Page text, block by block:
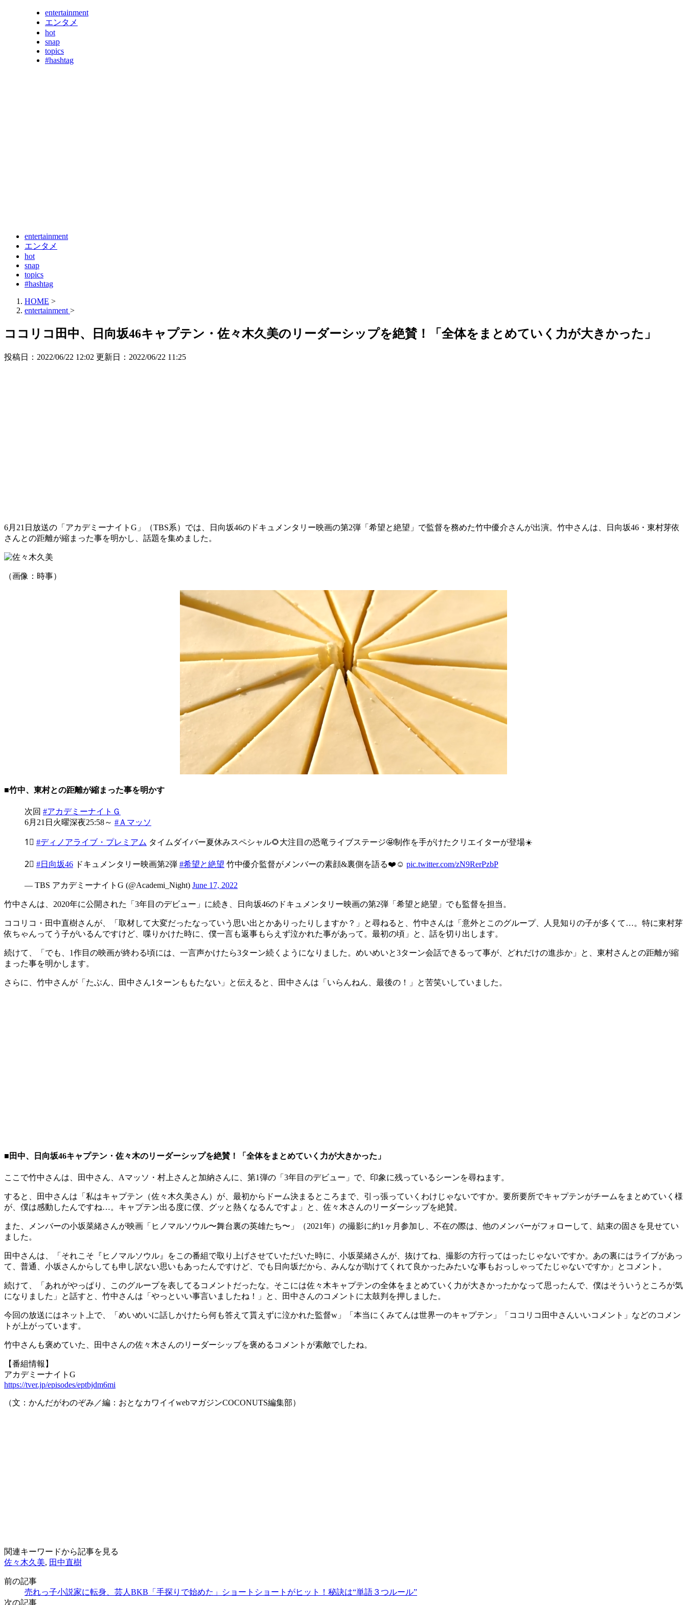
entertainment
エンタメ
hot
snap
topics
#hashtag
entertainment
エンタメ
hot
snap
topics
#hashtag
HOME >
entertainment >
ココリコ田中、日向坂46キャプテン・佐々木久美のリーダーシップを絶賛！「全体をまとめていく力が大きかった」
投稿日：2022/06/22 12:02 更新日： 2022/06/22 11:25
6月21日放送の「アカデミーナイトG」（TBS系）では、日向坂46のドキュメンタリー映画の第2弾「希望と絶望」で監督を務めた竹中優介さんが出演。竹中さんは、日向坂46・東村芽依
さんとの距離が縮まった事を明かし、話題を集めました。
（画像：時事）
■竹中、東村との距離が縮まった事を明かす
次回 #アカデミーナイトＧ
6月21日火曜深夜25:58～ #Ａマッソ
1⃣ #ディノアライブ・プレミアム タイムダイバー夏休みスペシャル🌻大注目の恐竜ライブステージ🤩制作を手がけたクリエイターが登場☀️
2⃣ #日向坂46 ドキュメンタリー映画第2弾 #希望と絶望 竹中優介監督がメンバーの素顔&裏側を語る❤️☺️ pic.twitter.com/zN9RerPzbP
— TBS アカデミーナイトG (@Academi_Night) June 17, 2022
竹中さんは、2020年に公開された「3年目のデビュー」に続き、日向坂46のドキュメンタリー映画の第2弾「希望と絶望」でも監督を担当。
ココリコ・田中直樹さんが、「取材して大変だったなっていう思い出とかありったりしますか？」と尋ねると、竹中さんは「意外とこのグループ、人見知りの子が多くて…。特に東村芽
依ちゃんってう子がいるんですけど、喋りかけた時に、僕一言も返事もらえず泣かれた事があって。最初の頃」と、話を切り出します。
続けて、「でも、1作目の映画が終わる頃には、一言声かけたら3ターン続くようになりました。めいめいと3ターン会話できるって事が、どれだけの進歩か」と、東村さんとの距離が縮
まった事を明かします。
さらに、竹中さんが「たぶん、田中さん1ターンももたない」と伝えると、田中さんは「いらんねん、最後の！」と苦笑いしていました。
■田中、日向坂46キャプテン・佐々木のリーダーシップを絶賛！「全体をまとめていく力が大きかった」
ここで竹中さんは、田中さん、Aマッソ・村上さんと加納さんに、第1弾の「3年目のデビュー」で、印象に残っているシーンを尋ねます。
すると、田中さんは「私はキャプテン（佐々木久美さん）が、最初からドーム決まるところまで、引っ張っていくわけじゃないですか。要所要所でキャプテンがチームをまとめていく様
が、僕は感動したんですね…。キャプテン出る度に僕、グッと熱くなるんですよ」と、佐々木さんのリーダーシップを絶賛。
また、メンバーの小坂菜緒さんが映画「ヒノマルソウル〜舞台裏の英雄たち〜」（2021年）の撮影に約1ヶ月参加し、不在の際は、他のメンバーがフォローして、結束の固さを見せてい
ました。
田中さんは、「それこそ『ヒノマルソウル』をこの番組で取り上げさせていただいた時に、小坂菜緒さんが、抜けてね、撮影の方行ってはったじゃないですか。あの裏にはライブがあっ
て、普通、小坂さんからしても申し訳ない思いもあったんですけど、でも日向坂だから、みんなが助けてくれて良かったみたいな事もおっしゃってたじゃないですか」とコメント。
続けて、「あれがやっぱり、このグループを表してるコメントだったな。そこには佐々木キャプテンの全体をまとめていく力が大きかったかなって思ったんで、僕はそういうところが気
になりました」と話すと、竹中さんは「やっといい事言いましたね！」と、田中さんのコメントに太鼓判を押しました。
今回の放送にはネット上で、「めいめいに話しかけたら何も答えて貰えずに泣かれた監督w」「本当にくみてんは世界一のキャプテン」「ココリコ田中さんいいコメント」などのコメン
トが上がっています。
竹中さんも褒めていた、田中さんの佐々木さんのリーダーシップを褒めるコメントが素敵でしたね。
【番組情報】
アカデミーナイトG
https://tver.jp/episodes/eptbjdm6mi
（文：かんだがわのぞみ／編：おとなカワイイwebマガジンCOCONUTS編集部）
関連キーワードから記事を見る
佐々木久美, 田中直樹
前の記事
売れっ子小説家に転身、芸人BKB「手探りで始めた」ショートショートがヒット！秘訣は“単語３つルール”
次の記事